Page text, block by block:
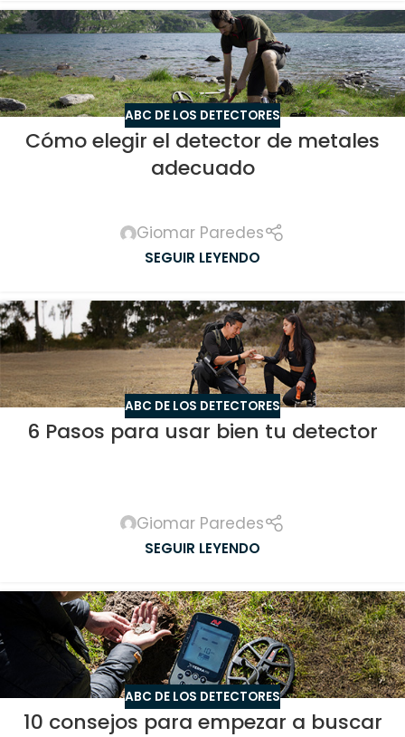
ABC DE LOS DETECTORES
Cómo elegir el detector de metales
adecuado
Giomar Paredes
SEGUIR LEYENDO
ABC DE LOS DETECTORES
6 Pasos para usar bien tu detector
Giomar Paredes
SEGUIR LEYENDO
ABC DE LOS DETECTORES
10 consejos para empezar a buscar